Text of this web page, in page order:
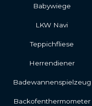
Babywiege
LKW Navi
Teppichfliese
Herrendiener
Badewannenspielzeug
Backofenthermometer